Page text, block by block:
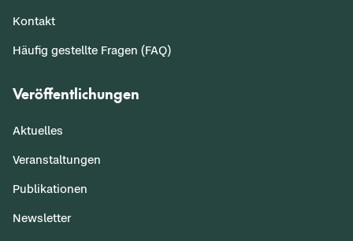
Kontakt
Häufig gestellte Fragen (FAQ)
Veröffentlichungen
Aktuelles
Veranstaltungen
Publikationen
Newsletter